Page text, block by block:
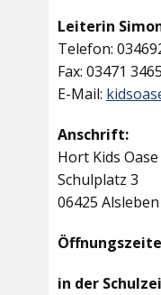
Leiterin
Telefon:
Fax: 03471
E-Mail:
Anschrift:
Hort Kids Oase
Schulplatz 3
06425 Alsleben
in der